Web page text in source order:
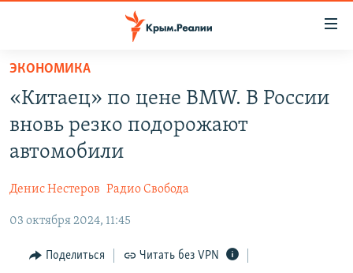
Вернуться
основному
содержанию
главной
Вернутся
поиску
СПЕЦПРОЕКТЫ
11 ЛЕТ ОККУПАЦИИ КРЫМА. 11 ИСТОРИЙ СОПРОТИВЛЕНИЯ
ЕЩЕ
ИНТЕРАКТИВ
ИНФОГРАФИКА
РАДІО СВОБОДА
КАК ОБОЙТИ БЛОКИРОВКУ
ЭКОНОМИКА
«Китаец» по цене BMW. В России
вновь резко подорожают
автомобили
Денис Нестеров Радио Свобода
03 октября 2024, 11:45
Поделиться Читать без VPN